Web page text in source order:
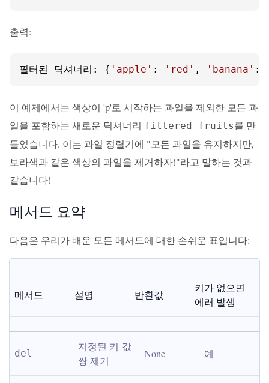
출력:
필터된 딕셔너리: { 'apple' : 'red' , 'banana' :
이 예제에서는 색상이 'p'로 시작하는 과일을 제외한 모든 과
일을 포함하는 새로운 딕셔너리 filtered_fruits를 만
들었습니다. 이는 과일 정렬기에 "모든 과일을 유지하지만,
보라색과 같은 색상의 과일을 제거하자!"라고 말하는 것과
같습니다!
메서드 요약
다음은 우리가 배운 모든 메서드에 대한 손쉬운 표입니다:
메서드 설명 반환값
키가 없으면
에러 발생
del
지정된 키-값
쌍 제거
None 예